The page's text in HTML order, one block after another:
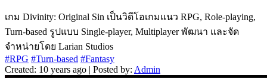
เกม Divinity: Original Sin เป็นวิดีโอเกมแนว RPG, Role-playing,
Turn-based รูปแบบ Single-player, Multiplayer พัฒนา และจัด
จำหน่ายโดย Larian Studios
#RPG #Turn-based #Fantasy
Created: 10 years ago | Posted by: Admin